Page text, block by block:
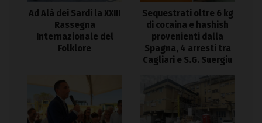
Ad Alà dei Sardi la XXIII
Rassegna
Internazionale del
Folklore
Sequestrati oltre 6 kg
di cocaina e hashish
provenienti dalla
Spagna, 4 arresti tra
Cagliari e S.G. Suergiu